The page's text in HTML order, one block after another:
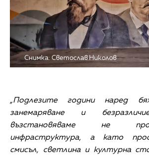
Снимка: Светослав Николов
„Подлезите години наред
занемаряване и
възстановяваме не
инфраструктура, а като
смисъл, светлина и културна